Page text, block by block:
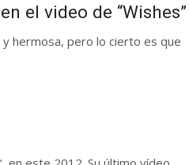
el video de “Wishes”
hermosa, pero lo cierto es que